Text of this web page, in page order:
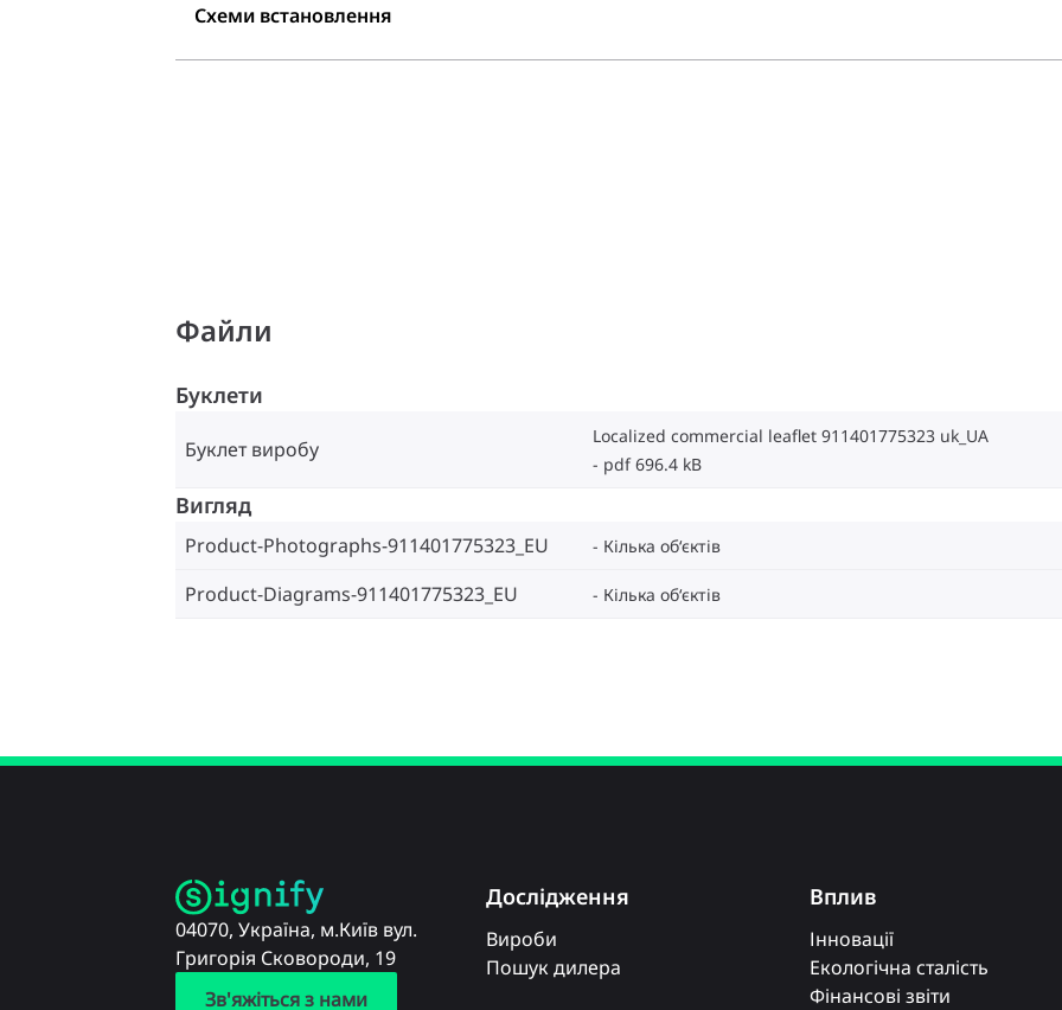
Схеми встановлення
Файли
Буклети
Буклет виробу
Localized commercial leaflet 911401775323 uk_UA
pdf 696.4 kB
Вигляд
Product-Photographs-911401775323_EU Кілька об‘єктів
Product-Diagrams-911401775323_EU
Кілька об‘єктів
04070, Україна, м.Київ вул.
Григорія Сковороди, 19
Зв'яжіться з нами
Дослідження
Вироби
Пошук дилера
Вплив
Інновації
Екологічна сталість
Фінансові звіти